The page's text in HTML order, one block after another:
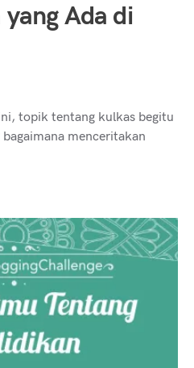
Ada di
topik tentang kulkas begitu
menceritakan